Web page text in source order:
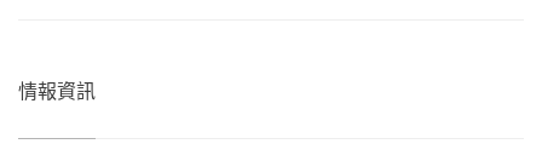
情報資訊